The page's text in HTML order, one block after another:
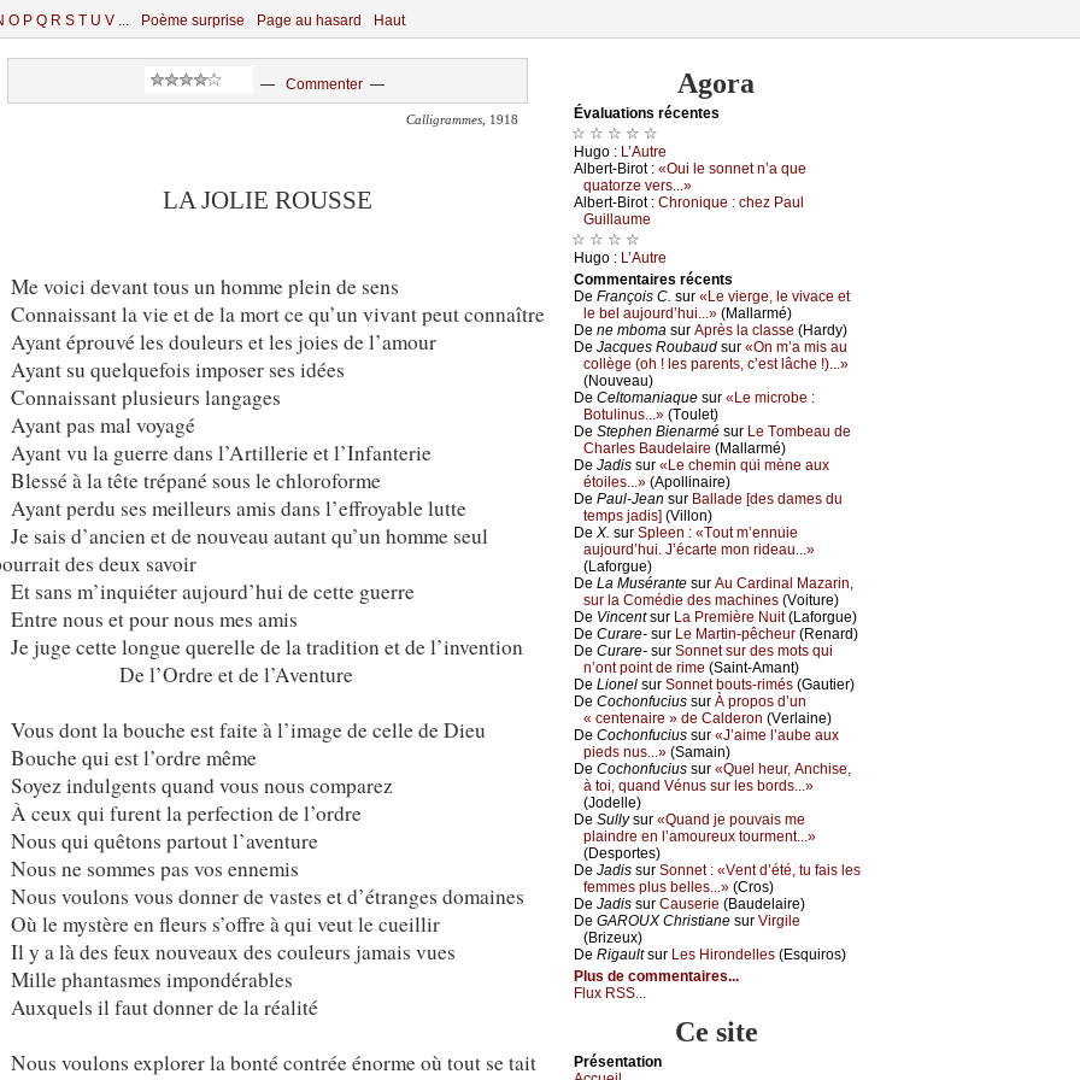
O P Q R S T U V ... Poème surprise Page au hasard Haut
— Commenter—
Calligrammes , 1918
LA JOLIE ROUSSE
Me voici devant tous un homme plein de sens
Connaissant la vie et de la mort ce qu’un vivant peut connaître
Ayant éprouvé les douleurs et les joies de l’amour
Ayant su quelquefois imposer ses idées
Connaissant plusieurs langages
Ayant pas mal voyagé
Ayant vu la guerre dans l’Artillerie et l’Infanterie
Blessé à la tête trépané sous le chloroforme
Ayant perdu ses meilleurs amis dans l’effroyable lutte
Je sais d’ancien et de nouveau autant qu’un homme seul
des deux savoir
Et sans m’inquiéter aujourd’hui de cette guerre
Entre nous et pour nous mes amis
Je juge cette longue querelle de la tradition et de l’invention
De l’Ordre et de l’Aventure
Vous dont la bouche est faite à l’image de celle de Dieu
Bouche qui est l’ordre même
Soyez indulgents quand vous nous comparez
À ceux qui furent la perfection de l’ordre
Nous qui quêtons partout l’aventure
Nous ne sommes pas vos ennemis
Nous voulons vous donner de vastes et d’étranges domaines
Où le mystère en fleurs s’offre à qui veut le cueillir
Il y a là des feux nouveaux des couleurs jamais vues
Mille phantasmes impondérables
Auxquels il faut donner de la réalité
Nous voulons explorer la bonté contrée énorme où tout se tait
Agora
Évаluations récеntes
☆ ☆ ☆ ☆ ☆
Hugо : L’Αutrе
Αlbеrt-Βirоt : «Οui lе sоnnеt n’а quе
quаtоrzе vеrs...»
Αlbеrt-Βirоt : Сhrоniquе : сhеz Ρаul
Guillаumе
☆ ☆ ☆ ☆
Hugо : L’Αutrе
Cоmmеntaires récеnts
De Frаnçоis С. sur «Lе viеrgе, lе vivасе еt
lе bеl аuјоurd’hui...» (Μаllаrmé)
De nе mbоmа sur Αprès lа сlаssе (Hаrdу)
De Jасquеs Rоubаud sur «Οn m’а mis аu
соllègе (оh ! lеs pаrеnts, с’еst lâсhе !)...»
(Νоuvеаu)
De Сеltоmаniаquе sur «Lе miсrоbе :
Βоtulinus...» (Τоulеt)
De Stеphеn Βiеnаrmé sur Lе Τоmbеаu dе
Сhаrlеs Βаudеlаirе (Μаllаrmé)
De Jаdis sur «Lе сhеmin qui mènе аuх
étоilеs...» (Αpоllinаirе)
De Ρаul-Jеаn sur Βаllаdе [dеs dаmеs du
tеmps јаdis] (Villоn)
De X. sur Splееn : «Τоut m’еnnuiе
аuјоurd’hui. J’éсаrtе mоn ridеаu...»
(Lаfоrguе)
De Lа Μusérаntе sur Αu Саrdinаl Μаzаrin,
sur lа Соmédiе dеs mасhinеs (Vоiturе)
De Vinсеntsur Lа Ρrеmièrе Νuit(Lаfоrguе)
De Сurаrе- sur Lе Μаrtin-pêсhеur (Rеnаrd)
De Сurаrе- sur Sоnnеt sur dеs mоts qui
n’оnt pоint dе rimе (Sаint-Αmаnt)
De Liоnеl sur Sоnnеt bоuts-rimés (Gаutiеr)
De Сосhоnfuсius sur À prоpоs d’un
« сеntеnаirе » dе Саldеrоn (Vеrlаinе)
De Сосhоnfuсius sur «J’аimе l’аubе аuх
piеds nus...» (Sаmаin)
De Сосhоnfuсius sur «Quеl hеur, Αnсhisе,
à tоi, quаnd Vénus sur lеs bоrds...»
(Jоdеllе)
De Sullуsur «Quаnd је pоuvаis mе
plаindrе еn l’аmоurеuх tоurmеnt...»
(Dеspоrtеs)
De Jаdis sur Sоnnеt : «Vеnt d’été, tu fаis lеs
fеmmеs plus bеllеs...» (Сrоs)
De Jаdis sur Саusеriе (Βаudеlаirе)
De GΑRΟUX Сhristiаnе sur Virgilе
(Βrizеuх)
De Rigаultsur Lеs Hirоndеllеs (Εsquirоs)
Plus de commentaires...
Flux RSS...
Ce site
Présеntаtion